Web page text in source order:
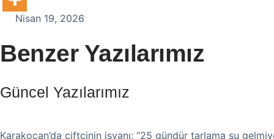
Nisan 19, 2026
Benzer Yazılarımız
Güncel Yazılarımız
Karakoçan’da çiftçinin isyanı: “25 gündür tarlama su